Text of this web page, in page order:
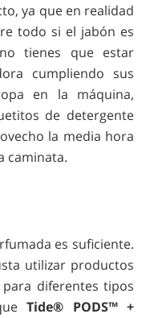
ya que en realidad
todo si el jabón es
tienes que estar
cumpliendo sus
en la máquina,
de detergente
la media hora
caminata.
es suficiente.
utilizar productos
diferentes tipos
Tide® PODS™ +